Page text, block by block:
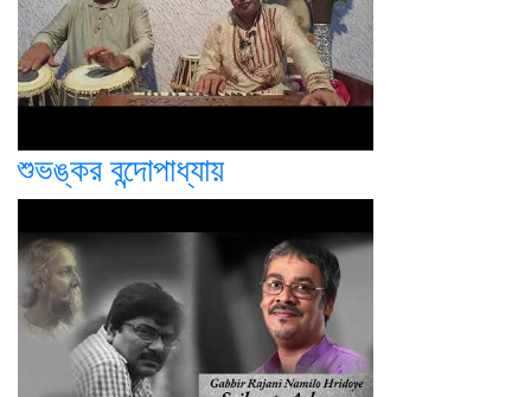
শুভঙ্কর বন্দোপাধ্যায়